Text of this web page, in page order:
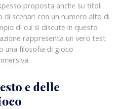
proposta anche su titoli
di scenari con un numero alto di
di cui si discute in questo
rappresenta un vero test
una filosofia di gioco
e delle